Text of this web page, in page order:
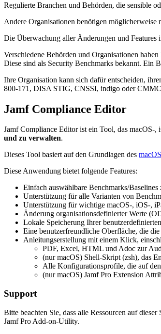
Regulierte Branchen und Behörden, die sensible
Andere Organisationen benötigen möglicherweise
Die Überwachung aller Änderungen und Features
Verschiedene Behörden und Organisationen
Diese sind als Security Benchmarks bekannt. Ein
Ihre Organisation kann sich dafür entscheiden,
800-171, DISA STIG, CNSSI, indigo oder CMMC
Jamf Compliance Editor
Jamf Compliance Editor ist ein Tool, das macOS-
und zu verwalten.
Dieses Tool basiert auf den Grundlagen des
Diese Anwendung bietet folgende Features:
Einfach auswählbare Benchmarks/Baselines
Unterstützung für alle Varianten von
Unterstützung für wichtige macOS-, iOS-,
Änderung organisationsdefinierter Werte
Lokale Speicherung Ihrer
Eine benutzerfreundliche Oberfläche, die
Anleitungserstellung mit einem Klick,
PDF, Excel, HTML und Adoc zur
(nur macOS) Shell-Skript (zsh), das
Alle Konfigurationsprofile, die auf
(nur macOS) Jamf Pro Extension
Support
Bitte beachten Sie, dass alle Ressourcen auf
Jamf Pro Add-on-Utility.